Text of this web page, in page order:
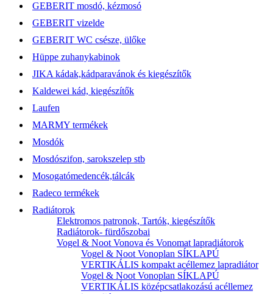
GEBERIT mosdó, kézmosó
GEBERIT vizelde
GEBERIT WC csésze, ülőke
Hüppe zuhanykabinok
JIKA kádak,kádparavánok és kiegészítők
Kaldewei kád, kiegészítők
Laufen
MARMY termékek
Mosdók
Mosdószifon, sarokszelep stb
Mosogatómedencék,tálcák
Radeco termékek
Radiátorok
Elektromos patronok, Tartók, kiegészítők
Radiátorok- fürdőszobai
Vogel & Noot Vonova és Vonomat lapradiátorok
Vogel & Noot Vonoplan SÍKLAPÚ
VERTIKÁLIS kompakt acéllemez lapradiátor
Vogel & Noot Vonoplan SÍKLAPÚ
VERTIKÁLIS középcsatlakozású acéllemez